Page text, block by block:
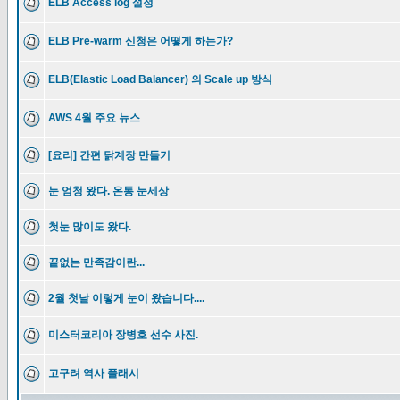
ELB Access log 설정
ELB Pre-warm 신청은 어떻게 하는가?
ELB(Elastic Load Balancer) 의 Scale up 방식
AWS 4월 주요 뉴스
[요리] 간편 닭계장 만들기
눈 엄청 왔다. 온통 눈세상
첫눈 많이도 왔다.
끝없는 만족감이란...
2월 첫날 이렇게 눈이 왔습니다....
미스터코리아 장병호 선수 사진.
고구려 역사 플래시